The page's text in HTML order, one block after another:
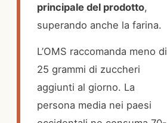
principale del prodotto,
superando anche la farina.
L’OMS raccomanda meno di
25 grammi di zuccheri
aggiunti al giorno. La
persona media nei paesi